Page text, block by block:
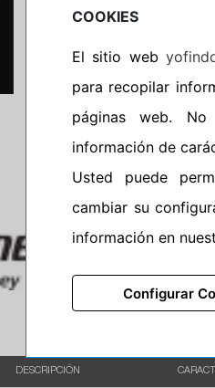
DESCRIPCIÓN
COOKIES
El sitio web
para recopilar
páginas web.
información de
Usted puede
cambiar su
información en
Configurar